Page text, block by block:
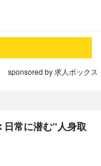
sponsored by 求人ボックス
日常に潜む“人身取